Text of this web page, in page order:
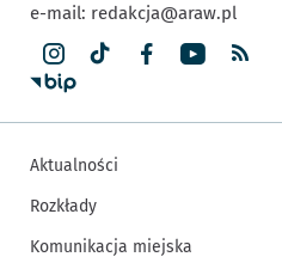
e-mail: redakcja@araw.pl
Aktualności
Rozkłady
Komunikacja miejska